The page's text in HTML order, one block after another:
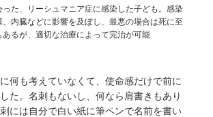
た、リーシュマニア症に感染した子ども。感染
内臓などに影響を及ぼし、最悪の場合は死に至
あるが、適切な治療によって完治が可能
に何も考えていなくて、使命感だけで前に
た。名刺もないし、何なら肩書きもあり
には自分で白い紙に筆ペンで名前を書い